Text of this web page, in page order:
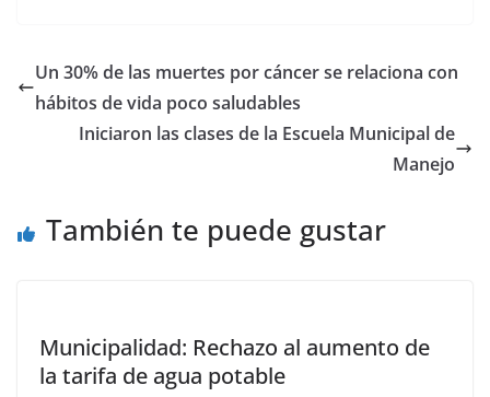
b
o
o
d
o
n
l p
ar
ti
Un 30% de las muertes por cáncer se relaciona con
hábitos de vida poco saludables
Iniciaron las clases de la Escuela Municipal de
Manejo
También te puede gustar
Municipalidad: Rechazo al aumento de
la tarifa de agua potable